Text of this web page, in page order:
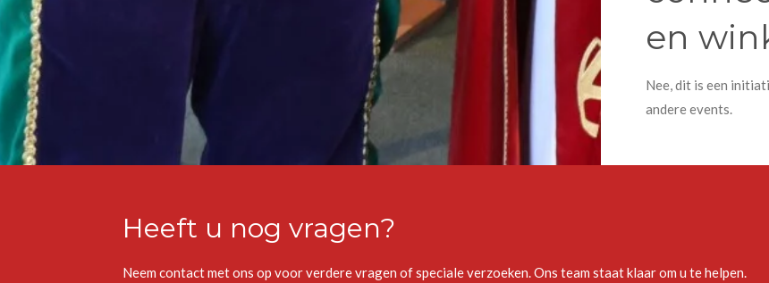
en
Nee, dit is een
andere events.
Heeft u nog vragen?
Neem contact met ons op voor verdere vragen of speciale verzoeken. Ons team staat klaar om u te helpen.